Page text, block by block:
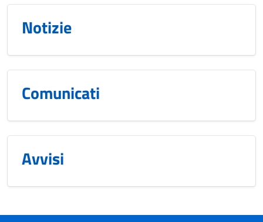
Notizie
Comunicati
Avvisi